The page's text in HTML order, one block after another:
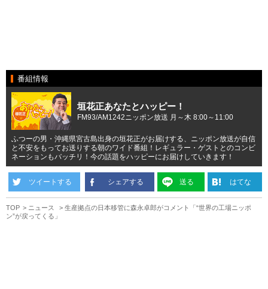
番組情報
垣花正あなたとハッピー！
FM93/AM1242ニッポン放送 月～木 8:00～11:00
ふつーの男・沖縄県宮古島出身の垣花正がお届けする、ニッポン放送が自信
と不安をもってお送りする朝のワイド番組！レギュラー・ゲストとのコンビ
ネーションもバッチリ！今の話題をハッピーにお届けしていきます！
ツイートする シェアする 送る はてな
TOP ニュース
生産拠点の日本移管に森永卓郎がコメント「“世界の工場ニッポ
ン”が戻ってくる」